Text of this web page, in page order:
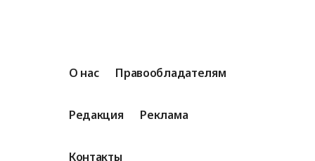
О нас Правообладателям
Редакция Реклама
Контакты